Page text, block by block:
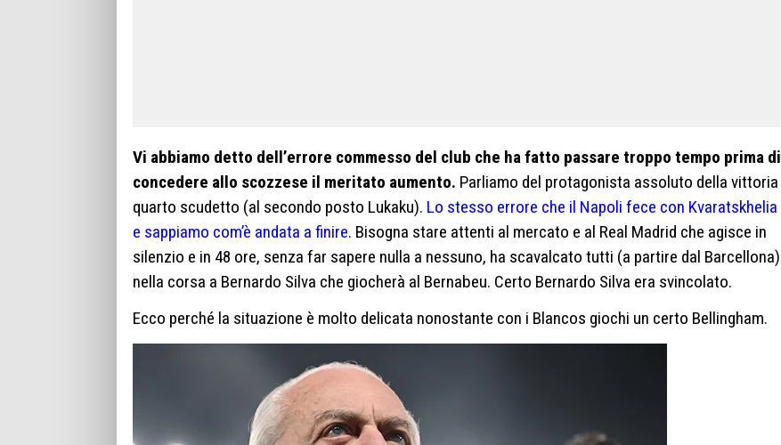
Vi abbiamo detto dell’errore commesso del club che ha fatto passare troppo tempo prima di
concedere allo scozzese il meritato aumento. Parliamo del protagonista assoluto della vittoria
quarto scudetto (al secondo posto Lukaku). Lo stesso errore che il Napoli fece con Kvaratskhelia
e sappiamo com’è andata a finire. Bisogna stare attenti al mercato e al Real Madrid che agisce in
silenzio e in 48 ore, senza far sapere nulla a nessuno, ha scavalcato tutti (a partire dal Barcellona)
nella corsa a Bernardo Silva che giocherà al Bernabeu. Certo Bernardo Silva era svincolato.
Ecco perché la situazione è molto delicata nonostante con i Blancos giochi un certo Bellingham.